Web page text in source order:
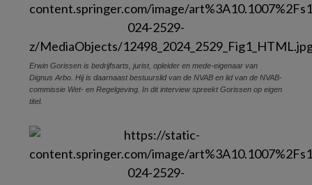
Erwin Gorissen is bedrijfsarts, jurist, opleider en mede-eigenaar van
Dignus Arbo. Hij is daarnaast bestuurslid van de NVAB en lid van de NVAB-
commissie Wet- en Regelgeving. In dit interview spreekt Gorissen op eigen
titel.